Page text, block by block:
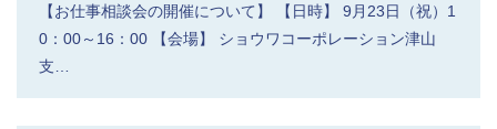
【お仕事相談会の開催について】 【日時】 9月23日（祝）1
0：00～16：00 【会場】 ショウワコーポレーション津山
支…